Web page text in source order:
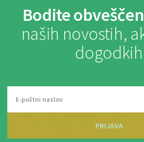
Bodite
naših novostih,
dogodkih
PRIJAVA